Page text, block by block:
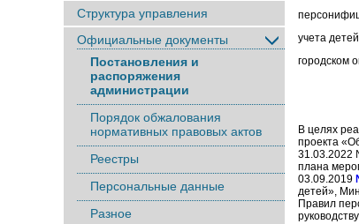
Структура управления
Официальные документы
Постановления и
распоряжения
администрации
Порядок обжалования
нормативных правовых актов
Реестры
Персональные данные
Разное
учета
городском
В целях
проекта
31.03.2022
плана
03.09.2019
детей»,
Правил